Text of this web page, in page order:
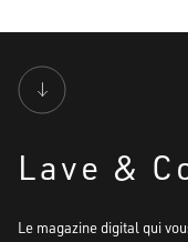
Lave &
Le magazine digital qui